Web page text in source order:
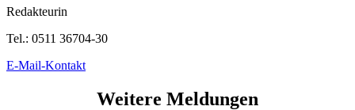
Redakteurin
Tel.: 0511 36704-30
E-Mail-Kontakt
Weitere Meldungen